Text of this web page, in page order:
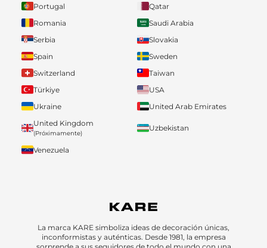
Portugal
Qatar
Romania
Saudi Arabia
Serbia
Slovakia
Spain
Sweden
Switzerland
Taiwan
Türkiye
USA
Ukraine
United Arab Emirates
United Kingdom
(Próximamente)
Uzbekistan
Venezuela
La marca KARE simboliza ideas de decoración únicas,
inconformistas y auténticas. Desde 1981, la empresa